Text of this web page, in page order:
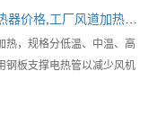
器价格 工厂风道加热器厂家
热，规格分低温、中温、高
钢板支撑电热管以减少风机
制装置。低温型可直接安
同，在